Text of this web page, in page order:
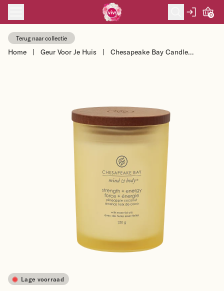
Skip to content
0
Terug naar collectie
Home | Geur Voor Je Huis |
Chesapeake Bay Candle
Lage voorraad